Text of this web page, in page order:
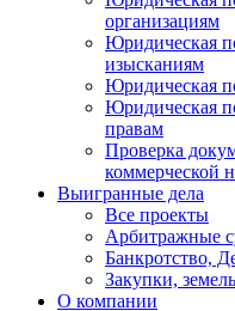
организациям
Юридическая
изысканиям
Юридическая
Юридическая
правам
Проверка
коммерческой
Выигранные дела
Все проекты
Арбитражные
Банкротство,
Закупки,
О компании